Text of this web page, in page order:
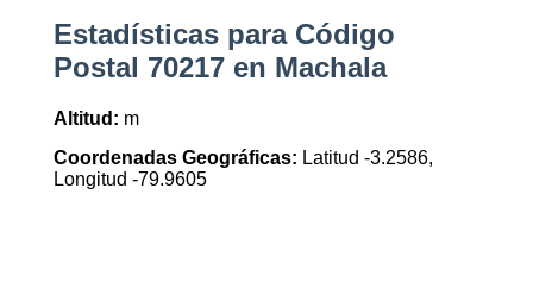
Estadísticas para Código
Postal 70217 en Machala
Altitud: m
Coordenadas Geográficas: Latitud -3.2586,
Longitud -79.9605